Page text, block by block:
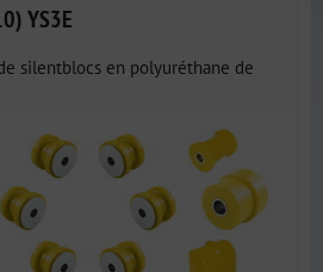
YS3E
silentblocs en polyuréthane de